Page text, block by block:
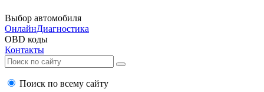
Выбор автомобиля
ОнлайнДиагностика
OBD коды
Контакты
Поиск по всему сайту